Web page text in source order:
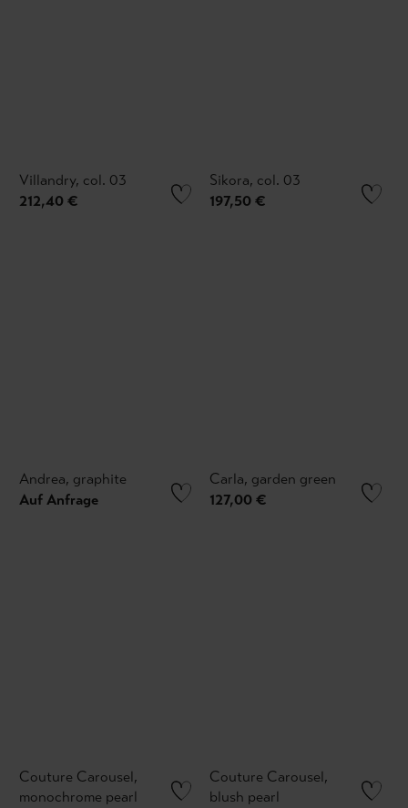
Villandry, col. 03
212,40 €
Sikora, col. 03
197,50 €
Andrea, graphite
Auf Anfrage
Carla, garden green
127,00 €
Couture Carousel,
monochrome pearl
Couture Carousel,
blush pearl